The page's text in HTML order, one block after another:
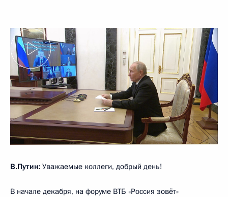
В.Путин: Уважаемые коллеги, добрый день!
В начале декабря, на форуме ВТБ «Россия зовёт»